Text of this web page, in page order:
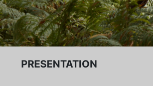
PRESENTATION